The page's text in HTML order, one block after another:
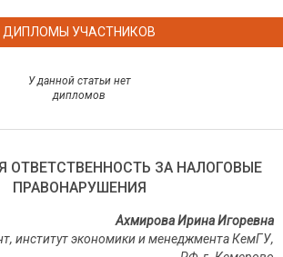
ДИПЛОМЫ УЧАСТНИКОВ
У данной статьи нет
дипломов
ОТВЕТСТВЕННОСТЬ ЗА НАЛОГОВЫЕ
ПРАВОНАРУШЕНИЯ
Ахмирова Ирина Игоревна
институт экономики и менеджмента КемГУ,